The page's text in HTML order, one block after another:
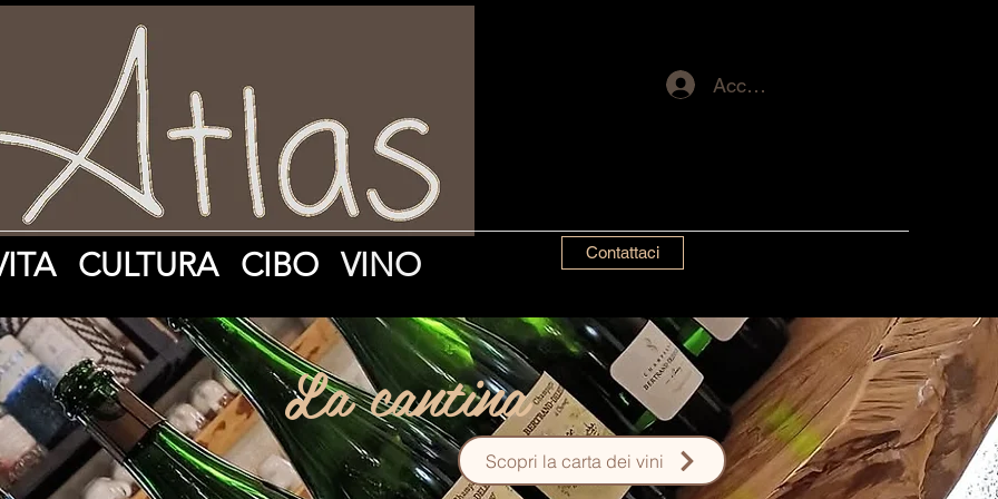
Accedi
Contattaci
CULTURA CIBO VINO
cantina
Scopri la carta dei vini